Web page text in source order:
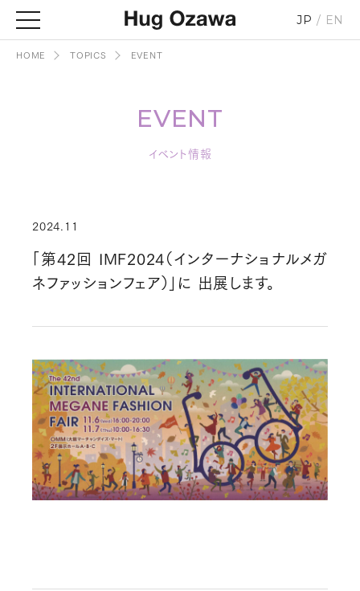
JP EN
HOME TOPICS EVENT
EVENT
イベント情報
2024.11
「第42回 IMF2024（インターナショナルメガ
ネファッションフェア）」に 出展します。